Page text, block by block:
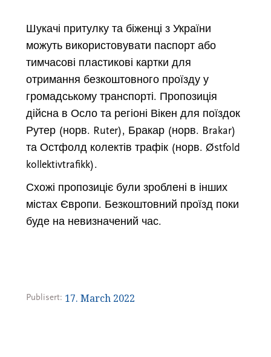
Шукачі притулку та біженці з України
можуть використовувати паспорт або
тимчасові пластикові картки для
отримання безкоштовного проїзду у
громадському транспорті. Пропозиція
дійсна в Осло та регіоні Вікен для поїздок
Рутер (норв. Ruter), Бракар (норв. Brakar)
та Остфолд колектів трафік (норв. Østfold
kollektivtrafikk).
Схожі пропозиціє були зроблені в інших
містах Європи. Безкоштовний проїзд поки
буде на невизначений час.
Publisert: 17. March 2022